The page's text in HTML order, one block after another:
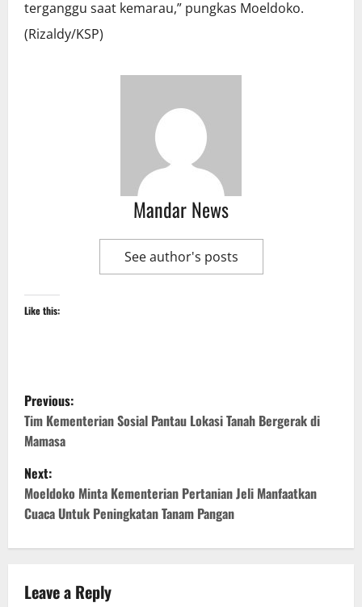
terganggu saat kemarau,” pungkas Moeldoko.
(Rizaldy/KSP)
Mandar News
See author's posts
Like this:
P
o
s
t
n
v
Previous:
Tim Kementerian Sosial Pantau Lokasi Tanah Bergerak di
Mamasa
Next:
Moeldoko Minta Kementerian Pertanian Jeli Manfaatkan
Cuaca Untuk Peningkatan Tanam Pangan
Leave a Reply